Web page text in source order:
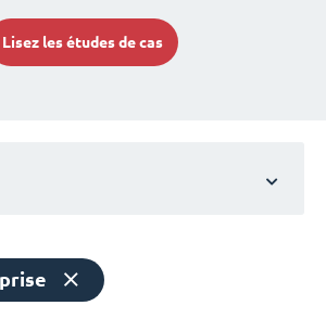
Lisez les études de cas